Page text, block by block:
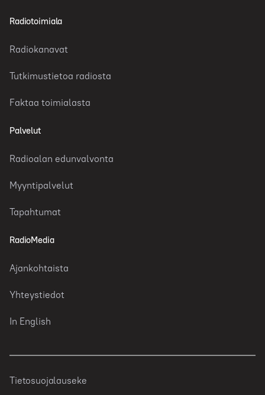
Radiotoimiala
Radiokanavat
Tutkimustietoa radiosta
Faktaa toimialasta
Palvelut
Radioalan edunvalvonta
Myyntipalvelut
Tapahtumat
RadioMedia
Ajankohtaista
Yhteystiedot
In English
Tietosuojalauseke